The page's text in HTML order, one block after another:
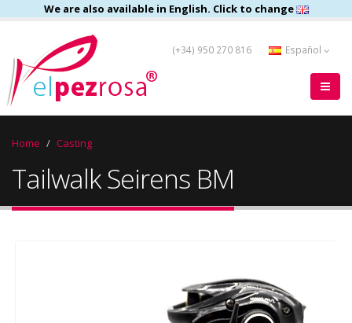
We are also available in English. Click to change
(+34) 950 270 816 Español
Home Casting
Tailwalk Seirens BM